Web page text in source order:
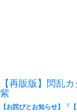
【再販版】閃乱
紫
【お詫びとお知らせ】「